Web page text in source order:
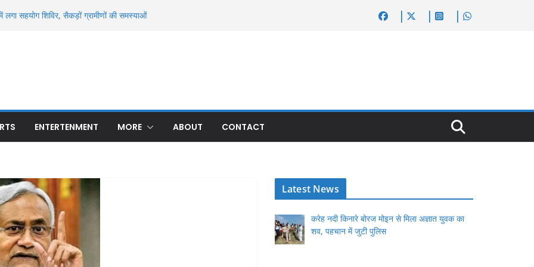
लगा सहयोग शिविर, सैकड़ों ग्रामीणों की समस्याओं
मौत से सनसनी, ओढ़नी के फंदे से लटका मिला शव;
घायल
के निर्देश
ENTERTENMENT MORE ABOUT CONTACT
Latest News
करेह नदी किनारे बोरज मोइन से मिला अज्ञात युवक का
शव, पहचान में जुटी पुलिस